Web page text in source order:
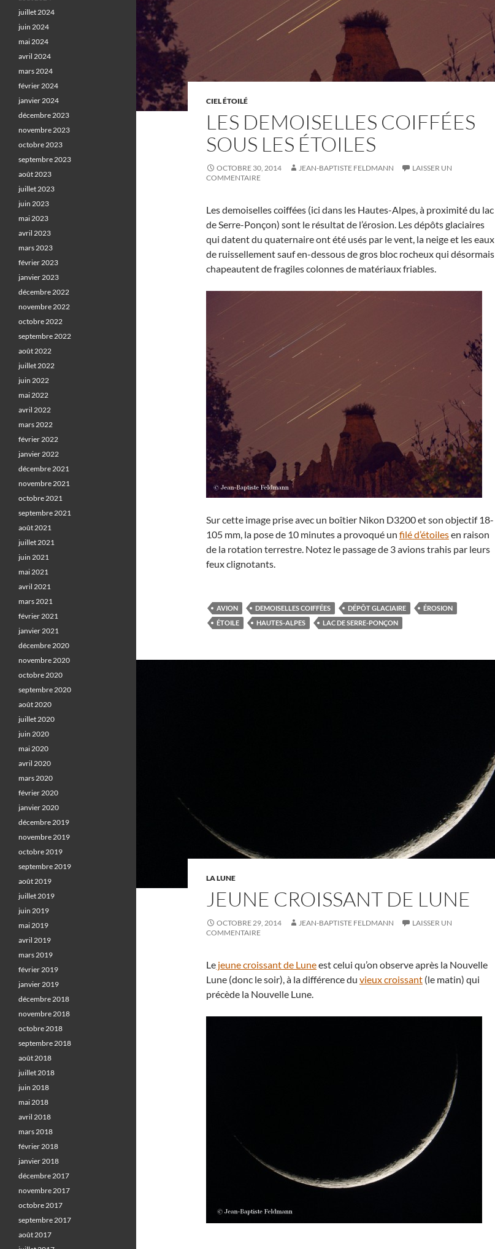
CIEL ÉTOILÉ
LES DEMOISELLES COIFFÉES
SOUS LES ÉTOILES
OCTOBRE 30, 2014 JEAN-BAPTISTE FELDMANN
LAISSER UN
COMMENTAIRE
Les demoiselles coiffées (ici dans les Hautes-Alpes, à proximité du lac
de Serre-Ponçon) sont le résultat de l’érosion. Les dépôts glaciaires
qui datent du quaternaire ont été usés par le vent, la neige et les eaux
de ruissellement sauf en-dessous de gros bloc rocheux qui désormais
chapeautent de fragiles colonnes de matériaux friables.
Sur cette image prise avec un boîtier Nikon D3200 et son objectif 18-
105 mm, la pose de 10 minutes a provoqué un filé d’étoilesen raison
de la rotation terrestre. Notez le passage de 3 avions trahis par leurs
feux clignotants.
AVION DEMOISELLES COIFFÉES DÉPÔT GLACIAIRE
ÉROSION
ÉTOILE
HAUTES-ALPES LAC DE SERRE-PONÇON
LA LUNE
JEUNE CROISSANT DE LUNE
OCTOBRE 29, 2014 JEAN-BAPTISTE FELDMANN
LAISSER UN
COMMENTAIRE
Le jeune croissant de Luneest celui qu’on observe après la Nouvelle
Lune (donc le soir), à la différence du vieux croissant (le matin) qui
précède la Nouvelle Lune.
juillet 2024
juin 2024
mai 2024
avril 2024
mars 2024
février 2024
janvier 2024
décembre 2023
novembre 2023
octobre 2023
septembre 2023
août 2023
juillet 2023
juin 2023
mai 2023
avril 2023
mars 2023
février 2023
janvier 2023
décembre 2022
novembre 2022
octobre 2022
septembre 2022
août 2022
juillet 2022
juin 2022
mai 2022
avril 2022
mars 2022
février 2022
janvier 2022
décembre 2021
novembre 2021
octobre 2021
septembre 2021
août 2021
juillet 2021
juin 2021
mai 2021
avril 2021
mars 2021
février 2021
janvier 2021
décembre 2020
novembre 2020
octobre 2020
septembre 2020
août 2020
juillet 2020
juin 2020
mai 2020
avril 2020
mars 2020
février 2020
janvier 2020
décembre 2019
novembre 2019
octobre 2019
septembre 2019
août 2019
juillet 2019
juin 2019
mai 2019
avril 2019
mars 2019
février 2019
janvier 2019
décembre 2018
novembre 2018
octobre 2018
septembre 2018
août 2018
juillet 2018
juin 2018
mai 2018
avril 2018
mars 2018
février 2018
janvier 2018
décembre 2017
novembre 2017
octobre 2017
septembre 2017
août 2017